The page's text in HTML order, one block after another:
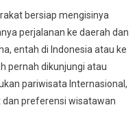
bersiap mengisinya
perjalanan ke daerah dan
entah di Indonesia atau ke
pernah dikunjungi atau
pariwisata Internasional,
preferensi wisatawan